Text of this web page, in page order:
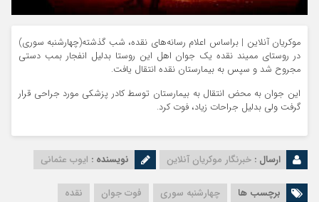
موکریان آنلاین | براساس اعلام رسانه‌های نقده، شب گذشته(چهارشنبه سوری)
در روستای ممیند نقده یک جوان اهل این روستا بدلیل انفجار بمب دستی
مجروح شد و سپس به بیمارستان نقده انتقال یافت.
این جوان به محض انتقال به بیمارستان توسط کادر پزشکی مورد جراحی قرار
گرفت ولی بدلیل جراحات زیاد، فوت کرد.
ارسال : خبرنگار موکریان آنلاین نویسنده : ایوب عثمانی
برچسب ها چهارشنبه سوری فوت جوان نقده